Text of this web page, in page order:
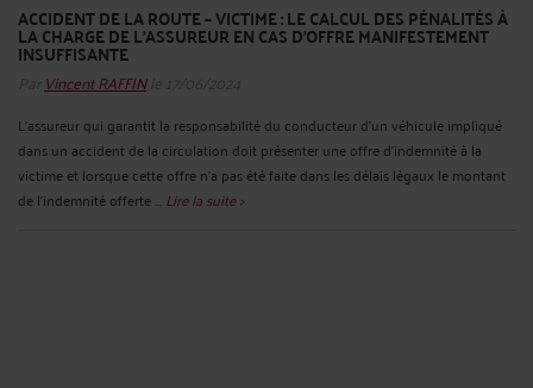
ACCIDENT DE LA ROUTE – VICTIME : LE CALCUL DES PÉNALITÉS À
LA CHARGE DE L’ASSUREUR EN CAS D’OFFRE MANIFESTEMENT
INSUFFISANTE
Par Vincent RAFFINle 17/06/2024
L'assureur qui garantit la responsabilité du conducteur d'un véhicule impliqué
dans un accident de la circulation doit présenter une offre d'indemnité à la
victime et lorsque cette offre n'a pas été faite dans les délais légaux le montant
de l'indemnité offerte ... Lire la suite >